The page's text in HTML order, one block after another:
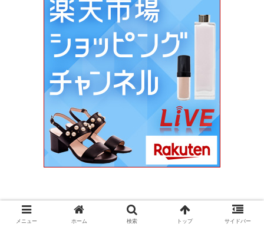
メニュー ホーム 検索 トップ サイドバー